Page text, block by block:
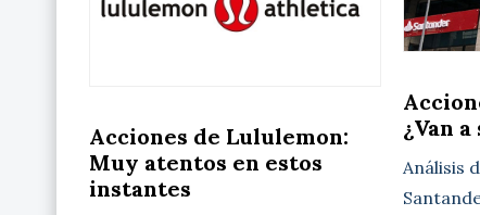
Acciones de Lululemon:
Muy atentos en estos
instantes
¿Van
Análisis